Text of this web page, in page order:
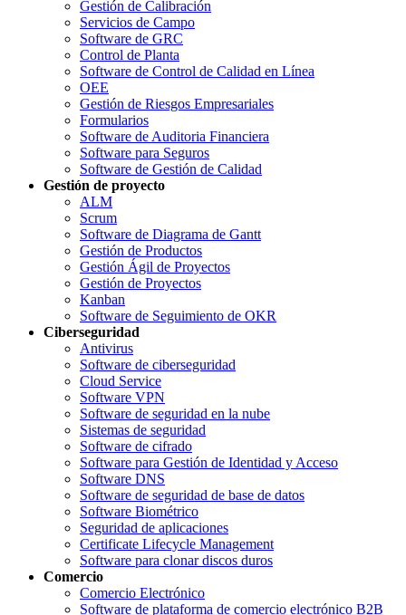
Gestión de Calibración
Servicios de Campo
Software de GRC
Control de Planta
Software de Control de Calidad en Línea
OEE
Gestión de Riesgos Empresariales
Formularios
Software de Auditoria Financiera
Software para Seguros
Software de Gestión de Calidad
Gestión de proyecto
ALM
Scrum
Software de Diagrama de Gantt
Gestión de Productos
Gestión Ágil de Proyectos
Gestión de Proyectos
Kanban
Software de Seguimiento de OKR
Ciberseguridad
Antivirus
Software de ciberseguridad
Cloud Service
Software VPN
Software de seguridad en la nube
Sistemas de seguridad
Software de cifrado
Software para Gestión de Identidad y Acceso
Software DNS
Software de seguridad de base de datos
Software Biométrico
Seguridad de aplicaciones
Certificate Lifecycle Management
Software para clonar discos duros
Comercio
Comercio Electrónico
Software de plataforma de comercio electrónico B2B